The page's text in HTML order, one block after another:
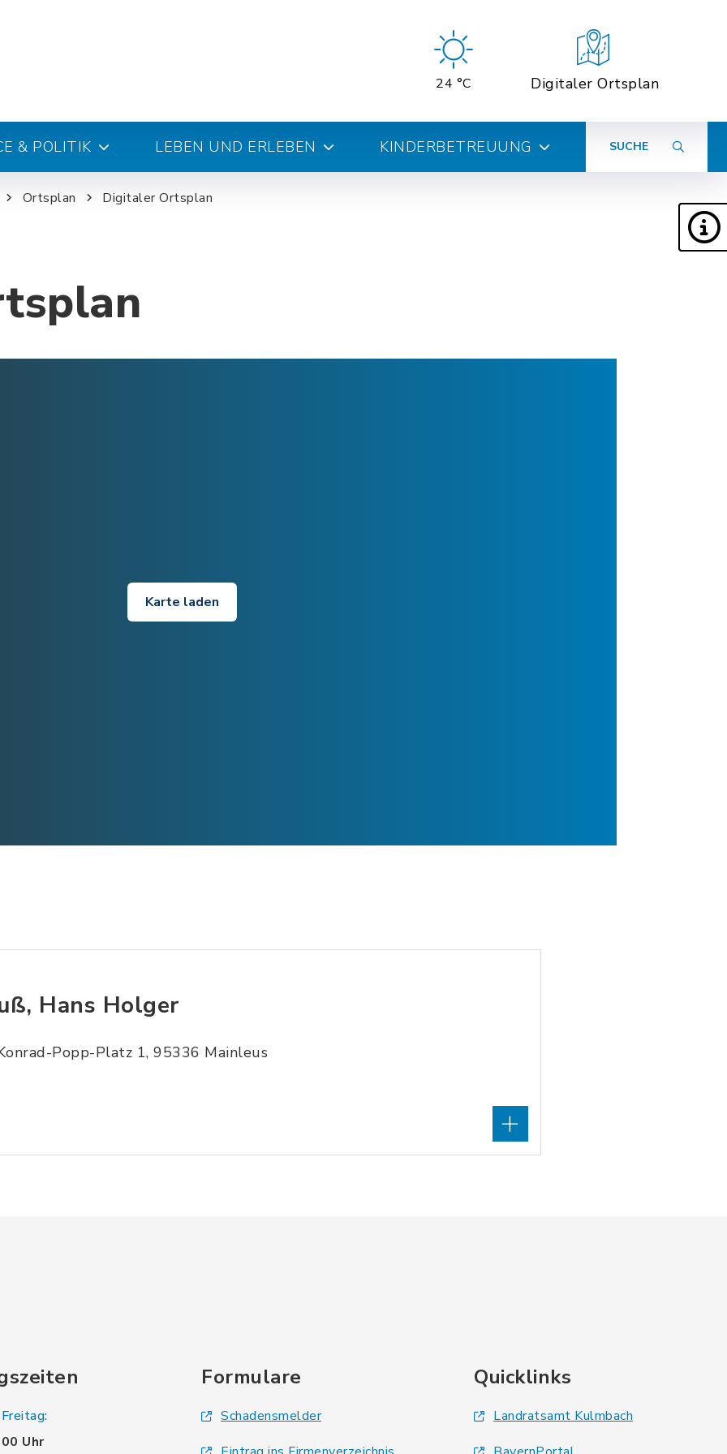
24 °C Digitaler Ortsplan
& POLITIK LEBEN UND ERLEBEN KINDERBETREUUNG SUCHE
Ortsplan Digitaler Ortsplan
Karte laden
Hans Holger
Popp-Platz 1, 95336 Mainleus
Uhr
Formulare
Schadensmelder
Quicklinks
Landratsamt Kulmbach